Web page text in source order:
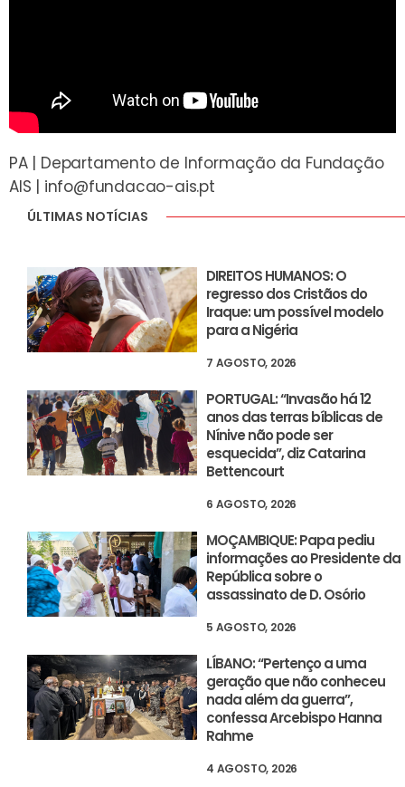
PA | Departamento de Informação da Fundação
AIS | info@fundacao-ais.pt
ÚLTIMAS NOTÍCIAS
DIREITOS HUMANOS: O
regresso dos Cristãos do
Iraque: um possível modelo
para a Nigéria
7 AGOSTO, 2026
PORTUGAL: “Invasão há 12
anos das terras bíblicas de
Nínive não pode ser
esquecida”, diz Catarina
Bettencourt
6 AGOSTO, 2026
MOÇAMBIQUE: Papa pediu
informações ao Presidente da
República sobre o
assassinato de D. Osório
5 AGOSTO, 2026
LÍBANO: “Pertenço a uma
geração que não conheceu
nada além da guerra”,
confessa Arcebispo Hanna
Rahme
4 AGOSTO, 2026